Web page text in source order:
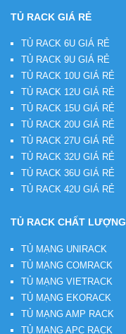
TỦ RACK GIÁ RẺ
TỦ RACK 6U GIÁ RẺ
TỦ RACK 9U GIÁ RẺ
TỦ RACK 10U GIÁ RẺ
TỦ RACK 12U GIÁ RẺ
TỦ RACK 15U GIÁ RẺ
TỦ RACK 20U GIÁ RẺ
TỦ RACK 27U GIÁ RẺ
TỦ RACK 32U GIÁ RẺ
TỦ RACK 36U GIÁ RẺ
TỦ RACK 42U GIÁ RẺ
TỦ RACK CHẤT LƯỢNG
TỦ MẠNG UNIRACK
TỦ MẠNG COMRACK
TỦ MẠNG VIETRACK
TỦ MẠNG EKORACK
TỦ MẠNG AMP RACK
TỦ MẠNG APC RACK